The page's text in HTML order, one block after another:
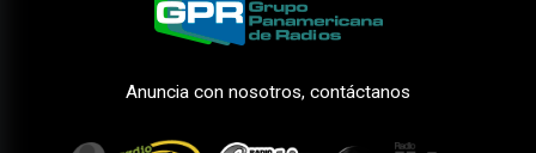
Anuncia con nosotros, contáctanos